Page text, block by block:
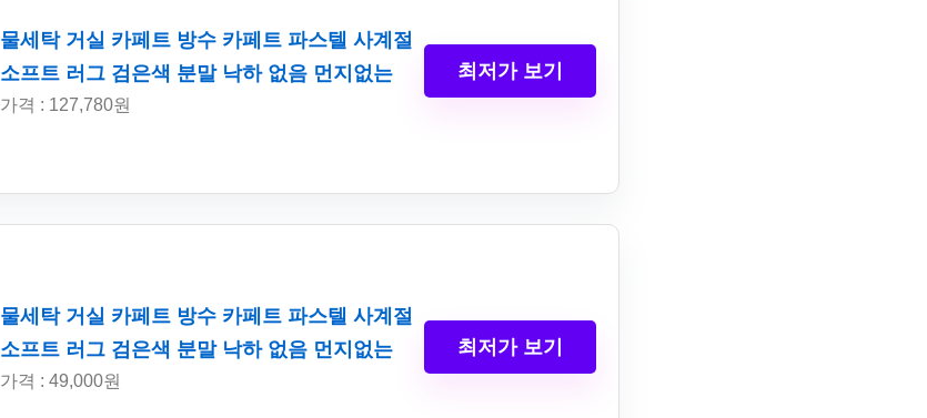
물세탁 거실 카페트 방수 카페트 파스텔 사계절
소프트 러그 검은색 분말 낙하 없음 먼지없는
가격 : 127,780원
최저가 보기
물세탁 거실 카페트 방수 카페트 파스텔 사계절
소프트 러그 검은색 분말 낙하 없음 먼지없는
가격 : 49,000원
최저가 보기